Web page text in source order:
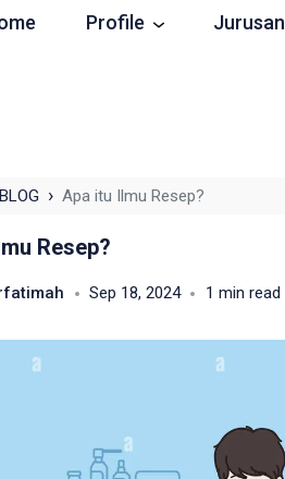
Profile Jurusan
BLOG › Apa itu Ilmu Resep?
Resep?
Sep 18, 2024 1 min read